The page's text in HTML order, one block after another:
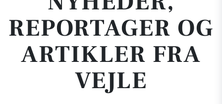
REPORTAGER OG
ARTIKLER FRA
VEJLE